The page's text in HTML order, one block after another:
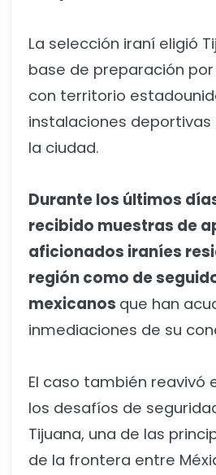
La selección iraní eligió
base de preparación
con territorio
instalaciones deportivas
la ciudad.
Durante los últimos
recibido muestras de
aficionados iraníes
región como de
mexicanos que han
inmediaciones de su
El caso también reavivó
los desafíos de
Tijuana, una de las
de la frontera entre